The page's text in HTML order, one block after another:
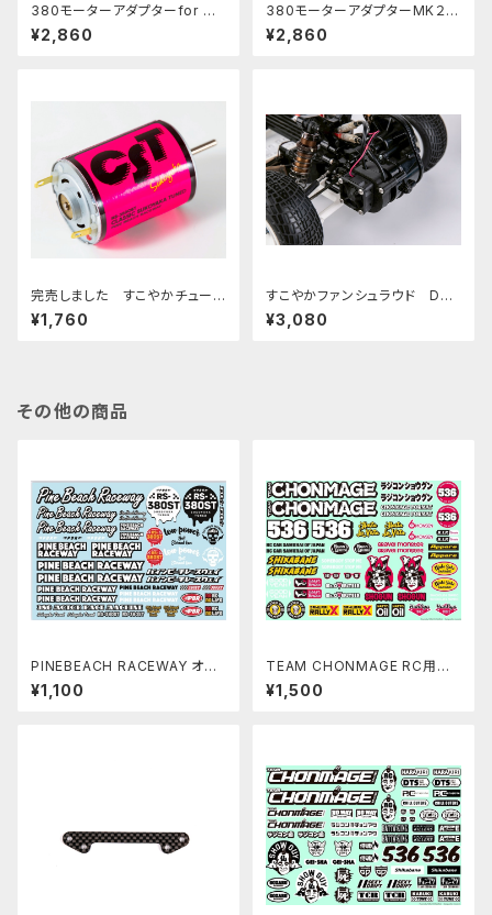
380モーターアダプターfor DT
02/03/04 HORNET EVO RC
10 VINTAGE SERIES PBRW-
¥2,860
380モーターアダプターMK２
PBRW−022 グラスホッパー
ワイルドワン マイティーフロッ
¥2,860
完売しました すこやかチューン
モーター クラシックRS-380CS
T Classic SUKOYAKA Tune
¥1,760
すこやかファンシュラウド DT0
2.03.04.ホーネットEVO 380
モーター用
¥3,080
その他の商品
PINEBEACH RACEWAY オリ
ジナルデカールSUKOYAKA P
BRW071
¥1,100
TEAM CHONMAGE RC用ショ
ーグンデカール
¥1,500